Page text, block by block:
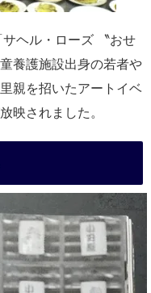
ヘル・ローズ 〝おせ
養護施設出身の若者や
親を招いたアートイベ
映されました。